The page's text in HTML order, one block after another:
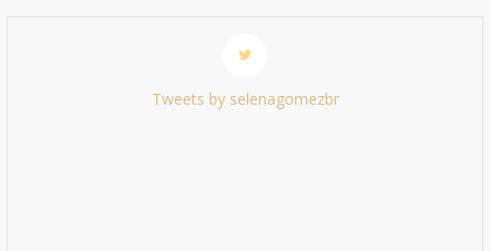
Tweets by selenagomezbr